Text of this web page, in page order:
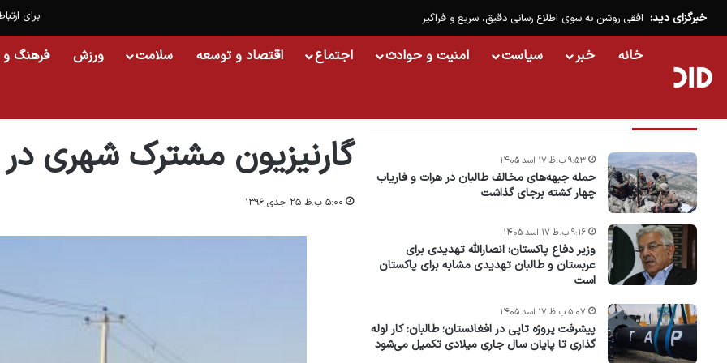
برای خبرگزای دید: افقی روشن به سوی اطلاع رسانی دقیق، سریع و فراگیر
خانه خبر سیاست امنیت و حوادث اجتماع اقتصاد و توسعه سلامت ورزش فرهنگ و
گارنيزيون مشترک شهرى
۵:۰۰ ب.ظ ۲۵ جدی ۱۳۹۶
حمله جبهه‌های مخالف طالبان در هرات و فاریاب
چهار کشته برجای گذاشت
۹:۵۳ ب.ظ ۱۷ اسد ۱۴۰۵
وزیر دفاع پاکستان: انصارالله تهدیدی برای
عربستان و طالبان تهدیدی مشابه برای پاکستان
است
۹:۱۶ ب.ظ ۱۷ اسد ۱۴۰۵
پیشرفت پروژه‌ تاپی در افغانستان؛ طالبان: کار لوله
گذاری تا پایان سال جاری میلادی تکمیل می‌شود
۵:۰۷ ب.ظ ۱۷ اسد ۱۴۰۵